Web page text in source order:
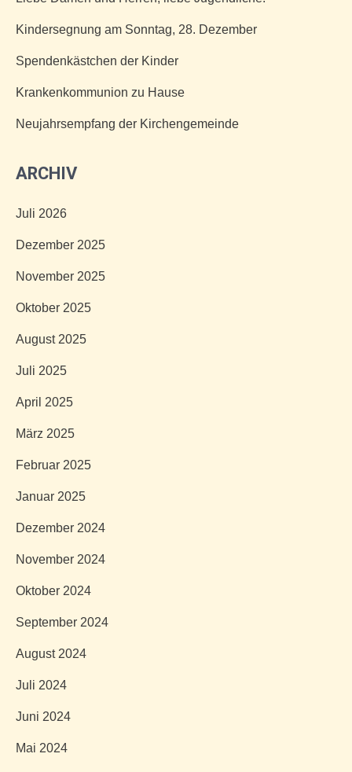
Kindersegnung am Sonntag, 28. Dezember
Spendenkästchen der Kinder
Krankenkommunion zu Hause
Neujahrsempfang der Kirchengemeinde
ARCHIV
Juli 2026
Dezember 2025
November 2025
Oktober 2025
August 2025
Juli 2025
April 2025
März 2025
Februar 2025
Januar 2025
Dezember 2024
November 2024
Oktober 2024
September 2024
August 2024
Juli 2024
Juni 2024
Mai 2024